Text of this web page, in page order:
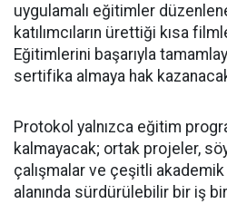
uygulamalı eğitimler
katılımcıların ürettiği kısa
Eğitimlerini başarıyla
sertifika almaya hak
Protokol yalnızca eğitim
kalmayacak; ortak projeler,
çalışmalar ve çeşitli
alanında sürdürülebilir bir iş